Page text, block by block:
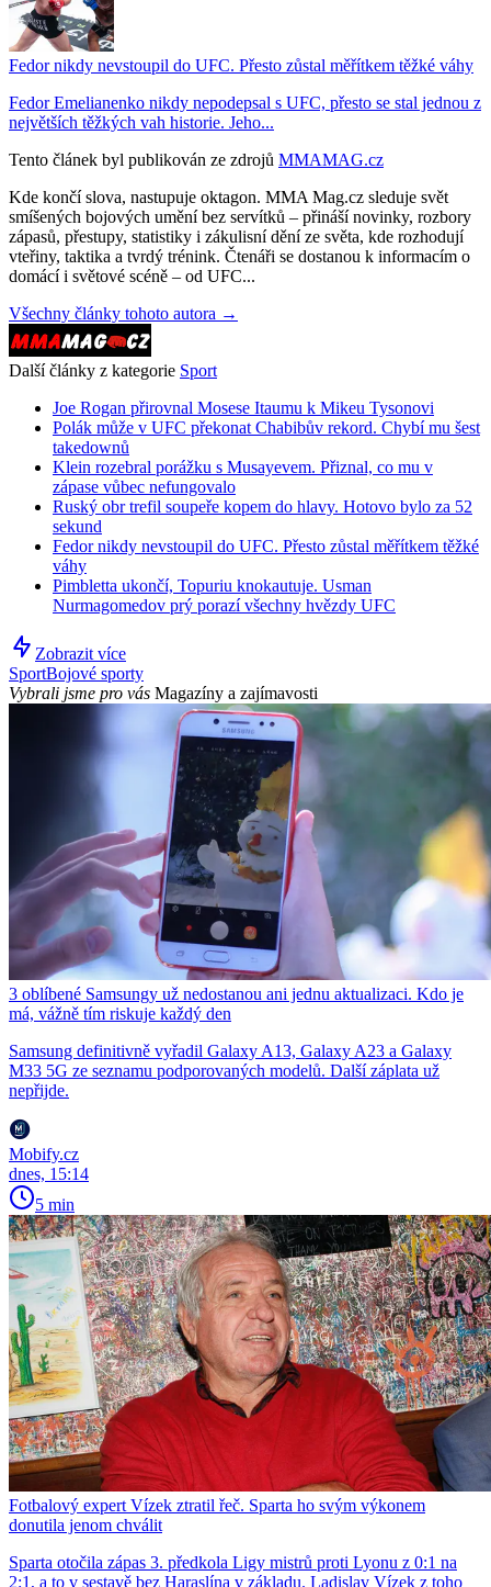
Fedor nikdy nevstoupil do UFC. Přesto zůstal měřítkem těžké váhy
Fedor Emelianenko nikdy nepodepsal s UFC, přesto se stal jednou z
největších těžkých vah historie. Jeho...
Tento článek byl publikován ze zdrojů MMAMAG.cz
Kde končí slova, nastupuje oktagon. MMA Mag.cz sleduje svět
smíšených bojových umění bez servítků – přináší novinky, rozbory
zápasů, přestupy, statistiky i zákulisní dění ze světa, kde rozhodují
vteřiny, taktika a tvrdý trénink. Čtenáři se dostanou k informacím o
domácí i světové scéně – od UFC...
Všechny články tohoto autora →
Další články z kategorie Sport
Joe Rogan přirovnal Mosese Itaumu k Mikeu Tysonovi
Polák může v UFC překonat Chabibův rekord. Chybí mu šest
takedownů
Klein rozebral porážku s Musayevem. Přiznal, co mu v
zápase vůbec nefungovalo
Ruský obr trefil soupeře kopem do hlavy. Hotovo bylo za 52
sekund
Fedor nikdy nevstoupil do UFC. Přesto zůstal měřítkem těžké
váhy
Pimbletta ukončí, Topuriu knokautuje. Usman
Nurmagomedov prý porazí všechny hvězdy UFC
Zobrazit více
SportBojové sporty
Vybrali jsme pro vás Magazíny a zajímavosti
3 oblíbené Samsungy už nedostanou ani jednu aktualizaci. Kdo je
má, vážně tím riskuje každý den
Samsung definitivně vyřadil Galaxy A13, Galaxy A23 a Galaxy
M33 5G ze seznamu podporovaných modelů. Další záplata už
nepřijde.
Mobify.cz
dnes, 15:14
5 min
Fotbalový expert Vízek ztratil řeč. Sparta ho svým výkonem
donutila jenom chválit
Sparta otočila zápas 3. předkola Ligy mistrů proti Lyonu z 0:1 na
2:1, a to v sestavě bez Haraslína v základu. Ladislav Vízek z toho